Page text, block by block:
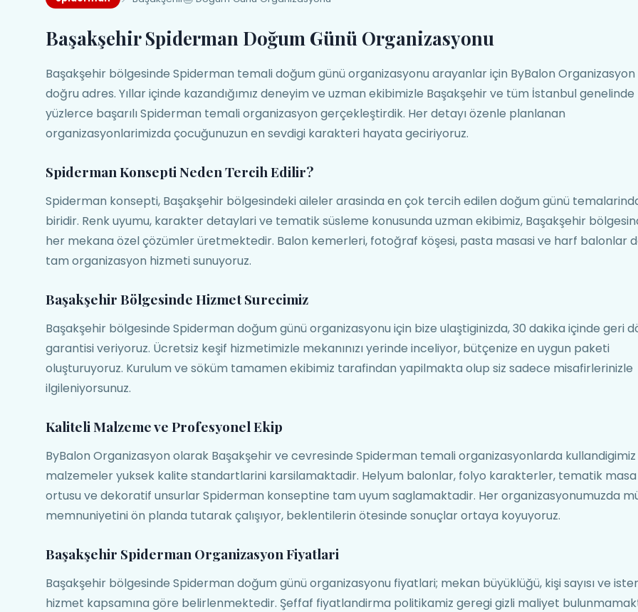
Başakşehir Spiderman Doğum Günü Organizasyonu
Başakşehir bölgesinde Spiderman temali doğum günü organizasyonu arayanlar için ByBalon
doğru adres. Yıllar içinde kazandığımız deneyim ve uzman ekibimizle Başakşehir ve tüm İstanbul genelinde
yüzlerce başarılı Spiderman temali organizasyon gerçekleştirdik. Her detayı özenle planlanan
organizasyonlarimizda çocuğunuzun en sevdigi karakteri hayata geciriyoruz.
Spiderman Konsepti Neden Tercih Edilir?
Spiderman konsepti, Başakşehir bölgesindeki aileler arasinda en çok tercih edilen doğum günü
biridir. Renk uyumu, karakter detaylari ve tematik süsleme konusunda uzman ekibimiz, Başakşehir
her mekana özel çözümler üretmektedir. Balon kemerleri, fotoğraf köşesi, pasta masasi ve harf balonlar
tam organizasyon hizmeti sunuyoruz.
Başakşehir Bölgesinde Hizmet Surecimiz
Başakşehir bölgesinde Spiderman doğum günü organizasyonu için bize ulaştiginizda, 30 dakika içinde geri
garantisi veriyoruz. Ücretsiz keşif hizmetimizle mekanınızı yerinde inceliyor, bütçenize en uygun paketi
oluşturuyoruz. Kurulum ve söküm tamamen ekibimiz tarafindan yapilmakta olup siz sadece misafirlerinizle
ilgileniyorsunuz.
Kaliteli Malzeme ve Profesyonel Ekip
ByBalon Organizasyon olarak Başakşehir ve cevresinde Spiderman temali organizasyonlarda kullandigimiz
malzemeler yuksek kalite standartlarini karsilamaktadir. Helyum balonlar, folyo karakterler, tematik masa
ortusu ve dekoratif unsurlar Spiderman konseptine tam uyum saglamaktadir. Her organizasyonumuzda
memnuniyetini ön planda tutarak çalışıyor, beklentilerin ötesinde sonuçlar ortaya koyuyoruz.
Başakşehir Spiderman Organizasyon Fiyatlari
Başakşehir bölgesinde Spiderman doğum günü organizasyonu fiyatlari; mekan büyüklüğü, kişi sayısı ve
hizmet kapsamına göre belirlenmektedir. Şeffaf fiyatlandirma politikamiz geregi gizli maliyet